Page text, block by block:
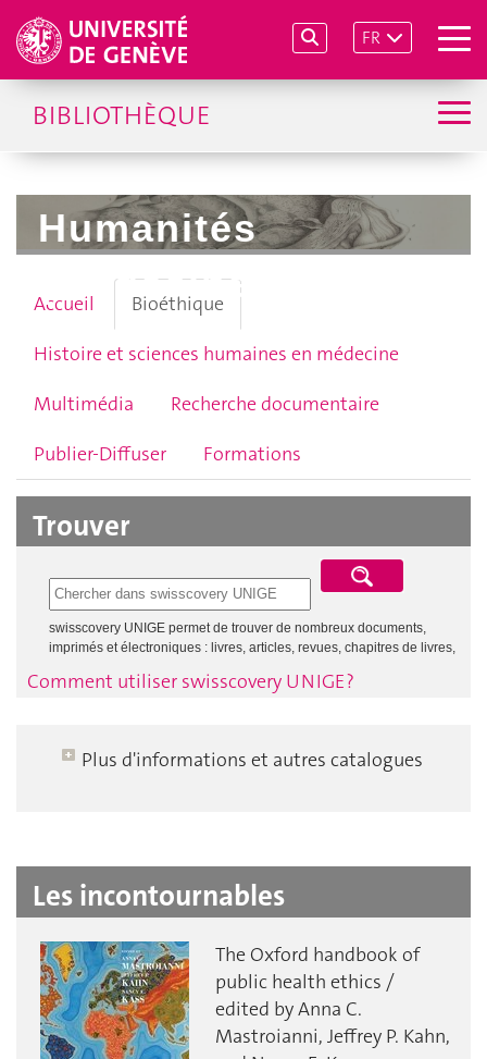
FR
BIBLIOTHÈQUE
Humanités
(médecine)
Accueil
Bioéthique
Histoire et sciences humaines en médecine
Multimédia
Recherche documentaire
Publier-Diffuser
Formations
Trouver
Comment utiliser swisscovery UNIGE ?
Plus d'informations et autres catalogues
Les incontournables
The Oxford handbook of
public health ethics /
edited by Anna C.
Mastroianni, Jeffrey P. Kahn,